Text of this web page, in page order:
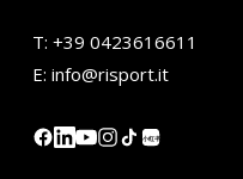
T: +39 0423616611
E: info@risport.it
小红书